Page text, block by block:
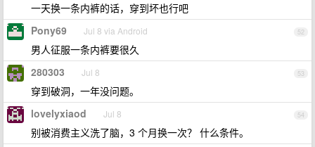
一天换一条内裤的话，穿到坏也行吧
52
Pony69 Jul 8 via Android
男人征服一条内裤要很久
53
280303 Jul 8
穿到破洞，一年没问题。
54
lovelyxiaod Jul 8
别被消费主义洗了脑，3 个月换一次？ 什么条件。